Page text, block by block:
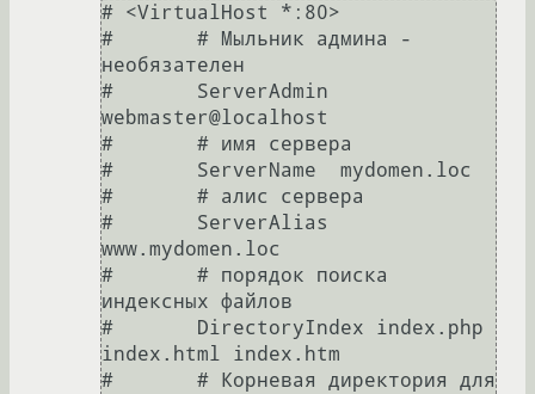
# <VirtualHost *:80>
# 	# Мыльник админа -
необязателен
# 	ServerAdmin
webmaster@localhost
# 	# имя сервера
# 	ServerName  mydomen.loc
# 	# алис сервера
# 	ServerAlias
www.mydomen.loc
# 	# порядок поиска
индексных файлов
# 	DirectoryIndex index.php
index.html index.htm
# 	# Корневая директория для